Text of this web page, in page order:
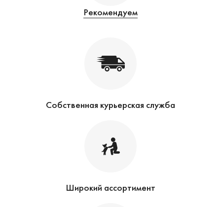
Рекомендуем
Собственная курьерская служба
Широкий ассортимент